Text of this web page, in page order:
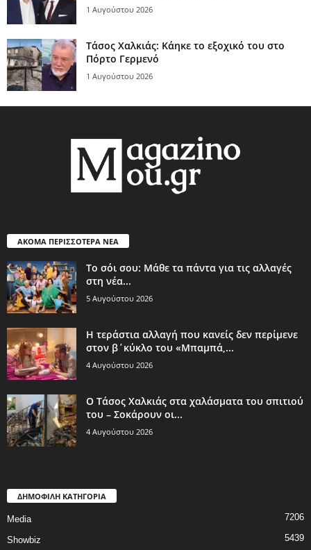
1 Αυγούστου 2026
Τάσος Χαλκιάς: Κάηκε το εξοχικό του στο
Πόρτο Γερμενό
1 Αυγούστου 2026
ΑΚΟΜΑ ΠΕΡΙΣΣΟΤΕΡΑ ΝΕΑ
Το σόι σου: Μάθε τα πάντα για τις αλλαγές
στη νέα...
5 Αυγούστου 2026
Η τεράστια αλλαγή που κανείς δεν περίμενε
στον β΄κύκλο του «Μπαμπά,...
4 Αυγούστου 2026
Ο Τάσος Χαλκιάς στα χαλάσματα του σπιτιού
του – Σοκάρουν οι...
4 Αυγούστου 2026
ΔΗΜΟΦΙΛΗ ΚΑΤΗΓΟΡΙΑ
Media 7206
Showbiz 5439